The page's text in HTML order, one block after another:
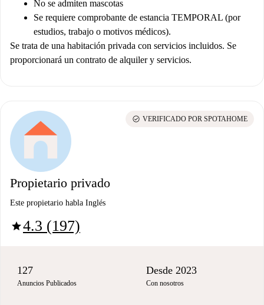
No se admiten mascotas
Se requiere comprobante de estancia TEMPORAL (por
estudios, trabajo o motivos médicos).
Se trata de una habitación privada con servicios incluidos. Se
proporcionará un contrato de alquiler y servicios.
Propietario privado
Este propietario habla Inglés
star4.3 (197)
check_circle VERIFICADO POR SPOTAHOME
127
Anuncios Publicados
Desde 2023
Con nosotros